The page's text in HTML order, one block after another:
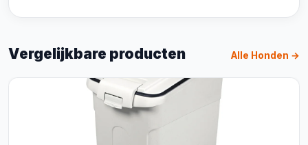
Vergelijkbare producten Alle Honden →